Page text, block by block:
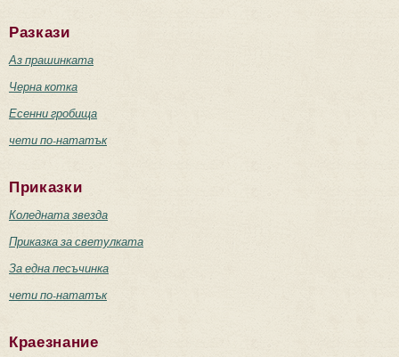
Разкази
Аз прашинката
Черна котка
Есенни гробища
чети по-нататък
Приказки
Коледната звезда
Приказка за светулката
За една песъчинка
чети по-нататък
Краезнание